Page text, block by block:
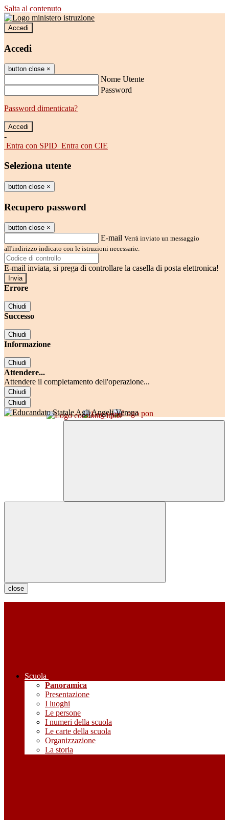
Salta al contenuto
Accedi
Accedi
button close ×
Nome Utente
Password
Password dimenticata?
-
Entra con SPID Entra con CIE
Seleziona utente
button close ×
Recupero password
button close ×
E-mail Verrà inviato un messaggio
all'indirizzo indicato con le istruzioni necessarie.
E-mail inviata, si prega di controllare la casella di posta elettronica!
Errore
Chiudi
Successo
Chiudi
Informazione
Chiudi
Attendere...
Attendere il completamento dell'operazione...
Chiudi
Chiudi
close
Scuola
Panoramica
Presentazione
I luoghi
Le persone
I numeri della scuola
Le carte della scuola
Organizzazione
La storia